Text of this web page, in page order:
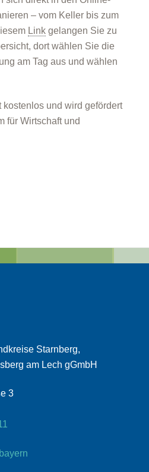
– vom Keller bis zum
Linkgelangen Sie zu
dort wählen Sie die
am Tag aus und wählen
und wird gefördert
für Wirtschaft und
Starnberg,
am Lech gGmbH
3